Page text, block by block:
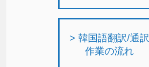
> 韓国語翻訳/通訳
作業の流れ